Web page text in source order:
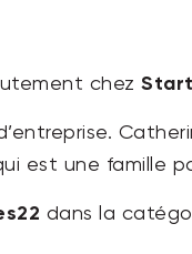
chez
est une famille
dans la